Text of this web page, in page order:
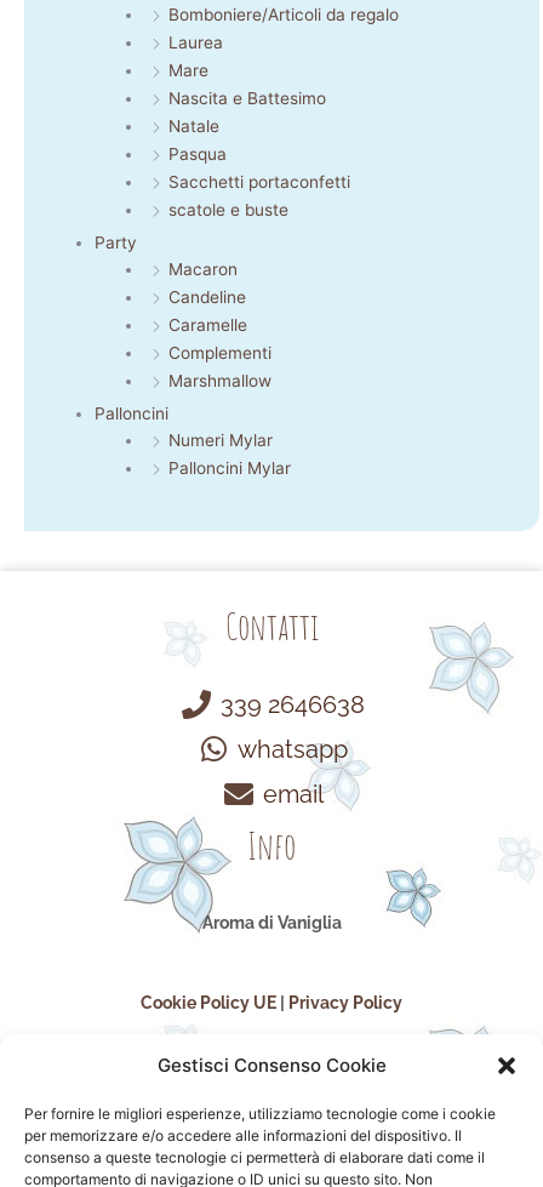
Gestisci Consenso Cookie
Per fornire le migliori esperienze, utilizziamo tecnologie come i cookie
per memorizzare e/o accedere alle informazioni del dispositivo. Il
consenso a queste tecnologie ci permetterà di elaborare dati come il
comportamento di navigazione o ID unici su questo sito. Non
Bomboniere/Articoli da regalo
Laurea
Mare
Nascita e Battesimo
Natale
Pasqua
Sacchetti portaconfetti
scatole e buste
Party
Macaron
Candeline
Caramelle
Complementi
Marshmallow
Palloncini
Numeri Mylar
Palloncini Mylar
Contatti
339 2646638
whatsapp
email
Info
Aroma di Vaniglia
Cookie Policy UE Privacy Policy